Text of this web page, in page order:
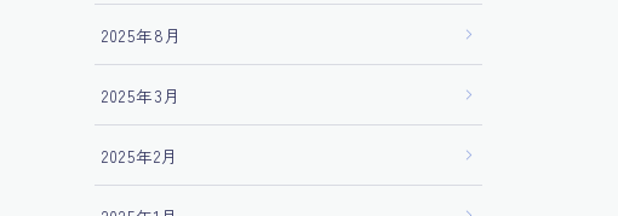
2025年8月
2025年3月
2025年2月